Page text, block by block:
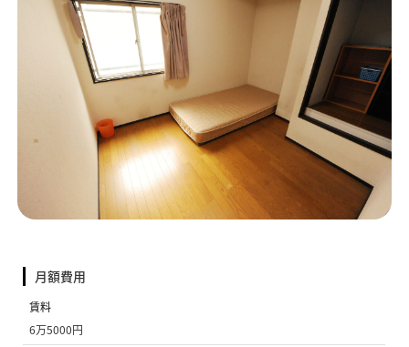
月額費用
賃料
6万5000円